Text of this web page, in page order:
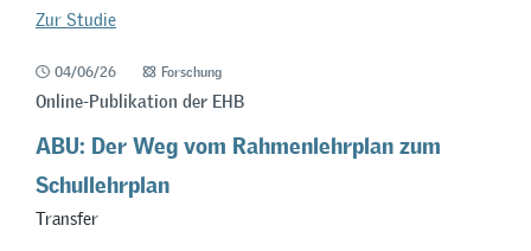
Zur Studie
04/06/26 Forschung
Online-Publikation der EHB
ABU: Der Weg vom Rahmenlehrplan zum
Schullehrplan
Transfer